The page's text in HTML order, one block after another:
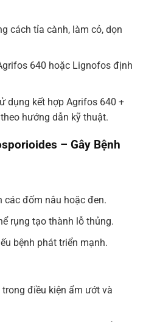
cách tỉa cành, làm cỏ, dọn
640 hoặc Lignofos định
dụng kết hợp Agrifos 640 +
hướng dẫn kỹ thuật.
– Gây Bệnh
các đốm nâu hoặc đen.
rụng tạo thành lỗ thủng.
bệnh phát triển mạnh.
điều kiện ẩm ướt và